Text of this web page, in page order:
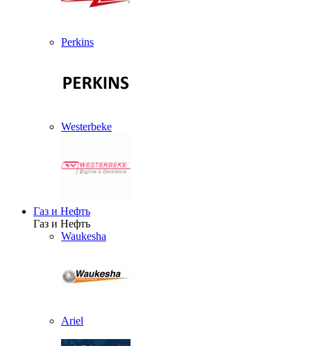
Perkins
Westerbeke
Газ и Нефть
Газ и Нефть
Waukesha
Ariel